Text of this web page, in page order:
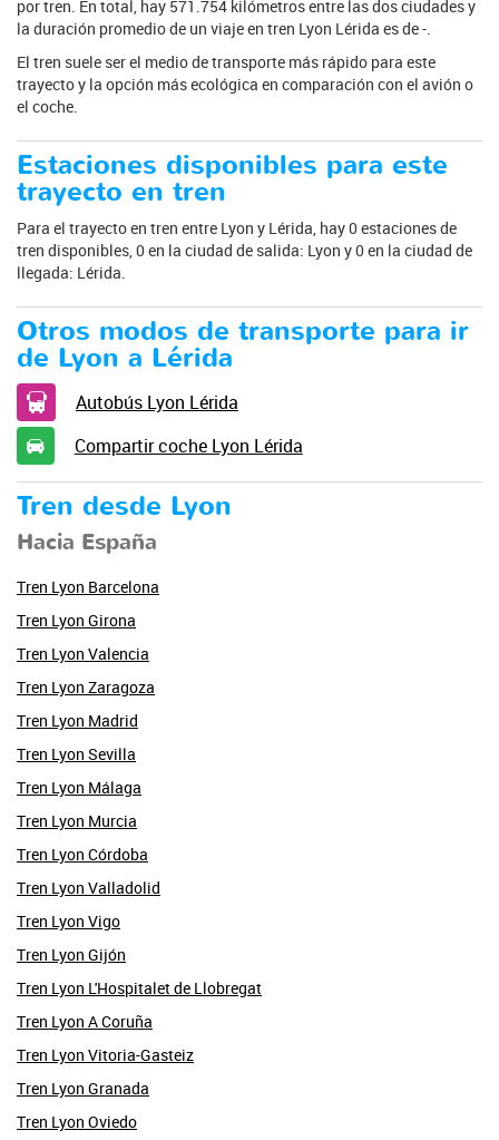
por tren. En total, hay 571.754 kilómetros entre las dos ciudades y
la duración promedio de un viaje en tren Lyon Lérida es de -.
El tren suele ser el medio de transporte más rápido para este
trayecto y la opción más ecológica en comparación con el avión o
el coche.
Estaciones disponibles para este
trayecto en tren
Para el trayecto en tren entre Lyon y Lérida, hay 0 estaciones de
tren disponibles, 0 en la ciudad de salida: Lyon y 0 en la ciudad de
llegada: Lérida.
Otros modos de transporte para ir
de Lyon a Lérida
Autobús Lyon Lérida
Compartir coche Lyon Lérida
Tren desde Lyon
Hacia España
Tren Lyon Barcelona
Tren Lyon Girona
Tren Lyon Valencia
Tren Lyon Zaragoza
Tren Lyon Madrid
Tren Lyon Sevilla
Tren Lyon Málaga
Tren Lyon Murcia
Tren Lyon Córdoba
Tren Lyon Valladolid
Tren Lyon Vigo
Tren Lyon Gijón
Tren Lyon L'Hospitalet de Llobregat
Tren Lyon A Coruña
Tren Lyon Vitoria-Gasteiz
Tren Lyon Granada
Tren Lyon Oviedo